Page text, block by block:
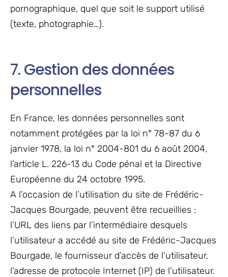
pornographique, quel que soit le support utilisé
(texte, photographie…).
7. Gestion des données
personnelles
En France, les données personnelles sont
notamment protégées par la loi n° 78-87 du 6
janvier 1978, la loi n° 2004-801 du 6 août 2004,
l’article L. 226-13 du Code pénal et la Directive
Européenne du 24 octobre 1995.
A l’occasion de l’utilisation du site de Frédéric-
Jacques Bourgade, peuvent être recueillies :
l’URL des liens par l’intermédiaire desquels
l’utilisateur a accédé au site de Frédéric-Jacques
Bourgade, le fournisseur d’accès de l’utilisateur,
l’adresse de protocole Internet (IP) de l’utilisateur.